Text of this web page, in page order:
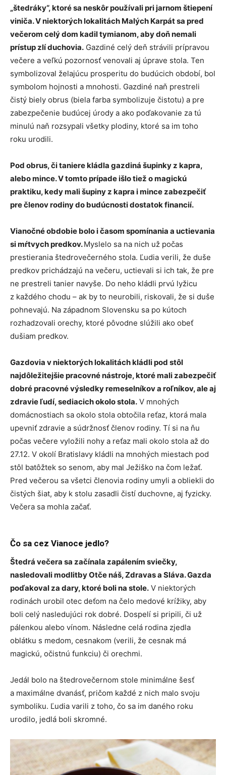
„štedráky“, ktoré sa neskôr používali pri jarnom štiepení
viniča. V niektorých lokalitách Malých Karpát sa pred
večerom celý dom kadil tymianom, aby doň nemali
prístup zlí duchovia. Gazdiné celý deň strávili prípravou
večere a veľkú pozornosť venovali aj úprave stola. Ten
symbolizoval želajúcu prosperitu do budúcich období, bol
symbolom hojnosti a mnohosti. Gazdiné naň prestreli
čistý biely obrus (biela farba symbolizuje čistotu) a pre
zabezpečenie budúcej úrody a ako poďakovanie za tú
minulú naň rozsypali všetky plodiny, ktoré sa im toho
roku urodili.
Pod obrus, či taniere kládla gazdiná šupinky z kapra,
alebo mince. V tomto prípade išlo tiež o magickú
praktiku, kedy mali šupiny z kapra i mince zabezpečiť
pre členov rodiny do budúcnosti dostatok financií.
Vianočné obdobie bolo i časom spomínania a uctievania
si mŕtvych predkov.Myslelo sa na nich už počas
prestierania štedrovečerného stola. Ľudia verili, že duše
predkov prichádzajú na večeru, uctievali si ich tak, že pre
ne prestreli tanier navyše. Do neho kládli prvú lyžicu
z každého chodu – ak by to neurobili, riskovali, že si duše
pohnevajú. Na západnom Slovensku sa po kútoch
rozhadzovali orechy, ktoré pôvodne slúžili ako obeť
dušiam predkov.
Gazdovia v niektorých lokalitách kládli pod stôl
najdôležitejšie pracovné nástroje, ktoré mali zabezpečiť
dobré pracovné výsledky remeselníkov a roľníkov, ale aj
zdravie ľudí, sediacich okolo stola. V mnohých
domácnostiach sa okolo stola obtočila reťaz, ktorá mala
upevniť zdravie a súdržnosť členov rodiny. Tí si na ňu
počas večere vyložili nohy a reťaz mali okolo stola až do
27.12. V okolí Bratislavy kládli na mnohých miestach pod
stôl batôžtek so senom, aby mal Ježiško na čom ležať.
Pred večerou sa všetci členovia rodiny umyli a obliekli do
čistých šiat, aby k stolu zasadli čistí duchovne, aj fyzicky.
Večera sa mohla začať.
Čo sa cez Vianoce jedlo?
Štedrá večera sa začínala zapálením sviečky,
nasledovali modlitby Otče náš, Zdravas a Sláva. Gazda
poďakoval za dary, ktoré boli na stole. V niektorých
rodinách urobil otec deťom na čelo medové krížiky, aby
boli celý nasledujúci rok dobré. Dospelí si pripili, či už
pálenkou alebo vínom. Následne celá rodina zjedla
oblátku s medom, cesnakom (verili, že cesnak má
magickú, očistnú funkciu) či orechmi.
Jedál bolo na štedrovečernom stole minimálne šesť
a maximálne dvanásť, pričom každé z nich malo svoju
symboliku. Ľudia varili z toho, čo sa im daného roku
urodilo, jedlá boli skromné.